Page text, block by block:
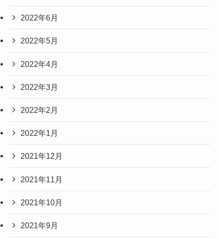
2022年6月
2022年5月
2022年4月
2022年3月
2022年2月
2022年1月
2021年12月
2021年11月
2021年10月
2021年9月